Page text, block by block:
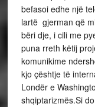
befasoi edhe një
lartë gjerman që
bëri dje, i cili me
puna rreth këtij
komunikime
kjo çështje të
Londër e
shqiptarizmës.Si